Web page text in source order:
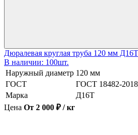
Дюралевая круглая труба 120 мм
В наличии: 100шт.
Наружный диаметр 120 мм
ГОСТ
ГОСТ 18482-2018
Марка
Д16Т
Цена От 2 000 ₽ / кг